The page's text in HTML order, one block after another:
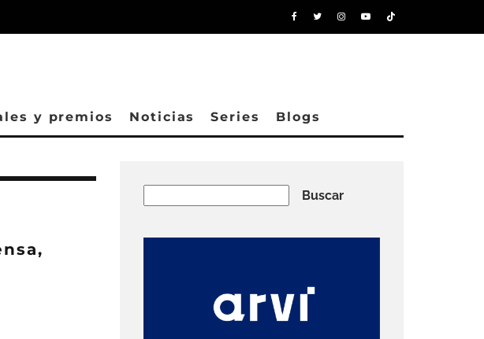
y premios Noticias Series Blogs
Buscar